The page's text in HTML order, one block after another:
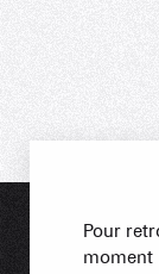
Pour
moment